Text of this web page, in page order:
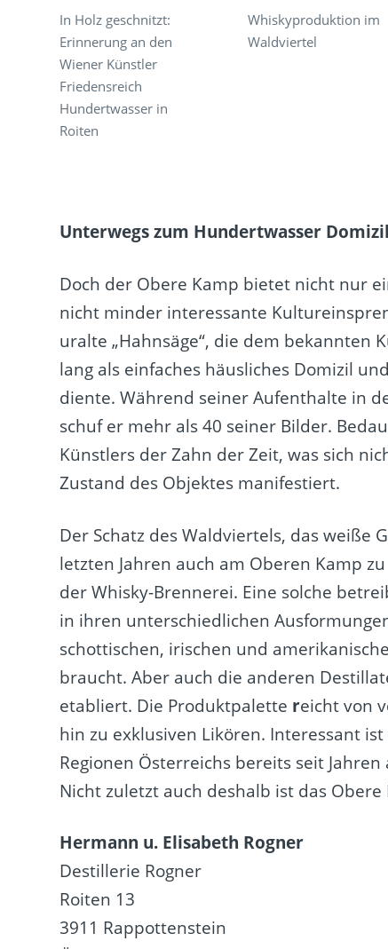
In Holz geschnitzt:
Erinnerung an den
Wiener Künstler
Friedensreich
Hundertwasser in
Roiten
Whiskyproduktion im
Waldviertel
Unterwegs zum Hundertwasser
Doch der Obere Kamp bietet nicht nur
nicht minder interessante
uralte „Hahnsäge“, die dem bekannten
lang als einfaches häusliches Domizil
diente. Während seiner Aufenthalte in
schuf er mehr als 40 seiner Bilder.
Künstlers der Zahn der Zeit, was sich
Zustand des Objektes manifestiert.
Der Schatz des Waldviertels, das weiße
letzten Jahren auch am Oberen Kamp
der Whisky-Brennerei. Eine solche
in ihren unterschiedlichen
schottischen, irischen und
braucht. Aber auch die anderen
etabliert. Die Produktpalette reicht von
hin zu exklusiven Likören. Interessant
Regionen Österreichs bereits seit
Nicht zuletzt auch deshalb ist das
Hermann u. Elisabeth Rogner
Destillerie Rogner
Roiten 13
3911 Rappottenstein